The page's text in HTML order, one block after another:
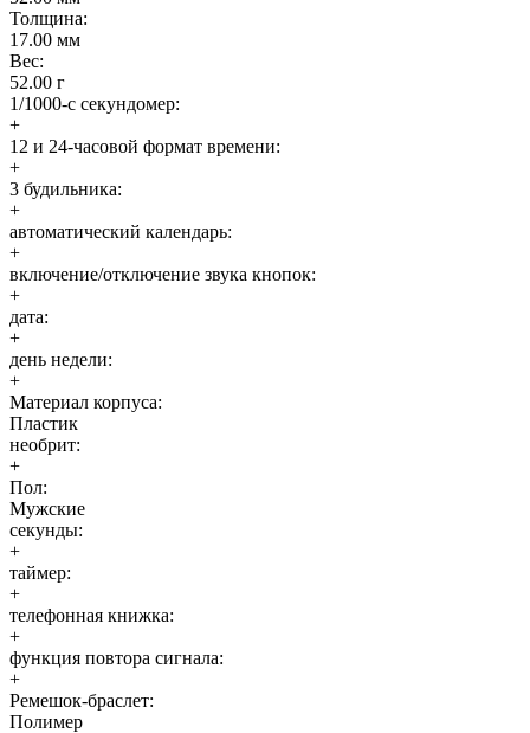
Толщина:
17.00 мм
Вес:
52.00 г
1/1000-с секундомер:
+
12 и 24-часовой формат времени:
+
3 будильника:
+
автоматический календарь:
+
включение/отключение звука кнопок:
+
дата:
+
день недели:
+
Материал корпуса:
Пластик
необрит:
+
Пол:
Мужские
секунды:
+
таймер:
+
телефонная книжка:
+
функция повтора сигнала:
+
Ремешок-браслет:
Полимер